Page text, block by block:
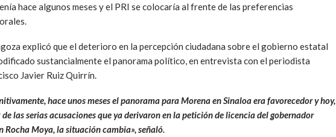
hace algunos meses y el PRI se colocaría al frente de las preferencias
explicó que el deterioro en la percepción ciudadana sobre el gobierno estatal
sustancialmente el panorama político, en entrevista con el periodista
Javier Ruiz Quirrín.
hace unos meses el panorama para Morena en Sinaloa era favorecedor y hoy,
de las serias acusaciones que ya derivaron en la petición de licencia del gobernador
Rocha Moya, la situación cambia», señaló.